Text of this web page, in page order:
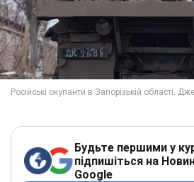
Будьте першими у
підпишіться на
Google